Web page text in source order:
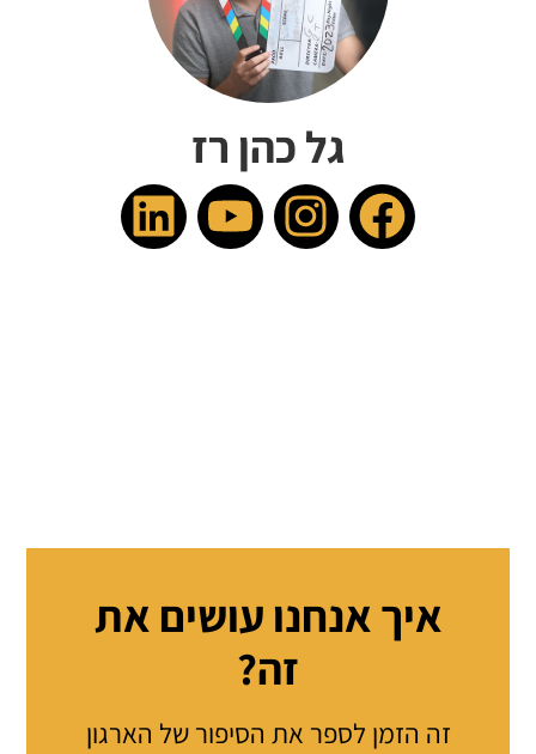
גל כהן רז
איך אנחנו עושים את
זה?
זה הזמן לספר את הסיפור של הארגון